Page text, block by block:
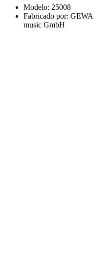
Modelo: 25008
Fabricado por: GEWA
music GmbH